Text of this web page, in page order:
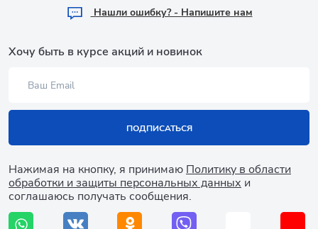
Hашли ошибку? - Напишите нам
Хочу быть в курсе акций и новинок
ПОДПИСАТЬСЯ
Нажимая на кнопку, я принимаю Политику в области
обработки и защиты персональных данных и
соглашаюсь получать сообщения.